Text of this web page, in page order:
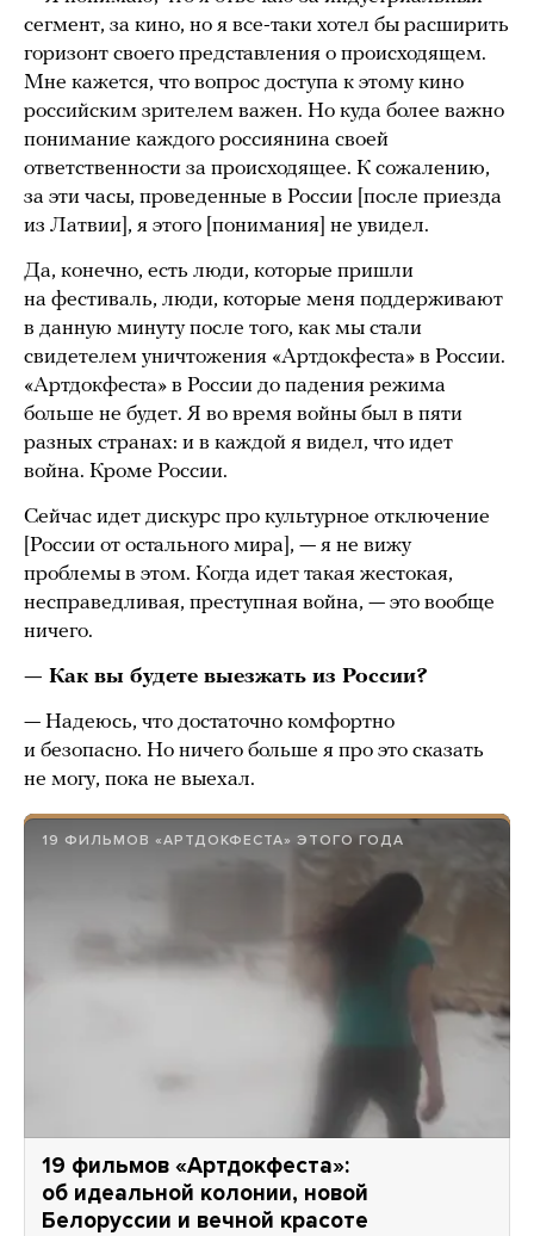
сегмент, за кино, но я все-таки хотел бы расширить
горизонт своего представления о происходящем.
Мне кажется, что вопрос доступа к этому кино
российским зрителем важен. Но куда более важно
понимание каждого россиянина своей
ответственности за происходящее. К сожалению,
за эти часы, проведенные в России [после приезда
из Латвии], я этого [понимания] не увидел.
Да, конечно, есть люди, которые пришли
на фестиваль, люди, которые меня поддерживают
в данную минуту после того, как мы стали
свидетелем уничтожения «Артдокфеста» в России.
«Артдокфеста» в России до падения режима
больше не будет. Я во время войны был в пяти
разных странах: и в каждой я видел, что идет
война. Кроме России.
Сейчас идет дискурс про культурное отключение
[России от остального мира], — я не вижу
проблемы в этом. Когда идет такая жестокая,
несправедливая, преступная война, — это вообще
ничего.
— Как вы будете выезжать из России?
— Надеюсь, что достаточно комфортно
и безопасно. Но ничего больше я про это сказать
не могу, пока не выехал.
19 ФИЛЬМОВ «АРТДОКФЕСТА» ЭТОГО ГОДА
19 фильмов «Артдокфеста»:
об идеальной колонии, новой
Белоруссии и вечной красоте